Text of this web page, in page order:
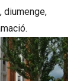
diumenge,